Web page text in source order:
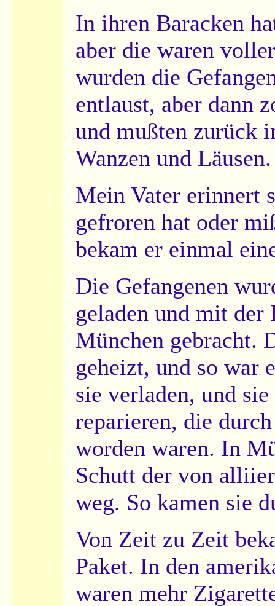
In ihren Baracken
aber die waren
wurden die
entlaust, aber dann
und mußten zurück
Wanzen und Läusen.
Mein Vater erinnert
gefroren hat oder
bekam er einmal
Die Gefangenen
geladen und mit
München gebracht.
geheizt, und so war
sie verladen, und
reparieren, die
worden waren. In
Schutt der von
weg. So kamen sie
Von Zeit zu Zeit
Paket. In den
waren mehr